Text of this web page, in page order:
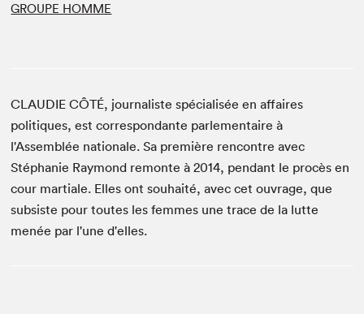
GROUPE HOMME
CLAUDIE CÔTÉ, journaliste spécialisée en affaires
politiques, est correspondante parlementaire à
l'Assemblée nationale. Sa première rencontre avec
Stéphanie Raymond remonte à 2014, pendant le procès en
cour martiale. Elles ont souhaité, avec cet ouvrage, que
subsiste pour toutes les femmes une trace de la lutte
menée par l'une d'elles.